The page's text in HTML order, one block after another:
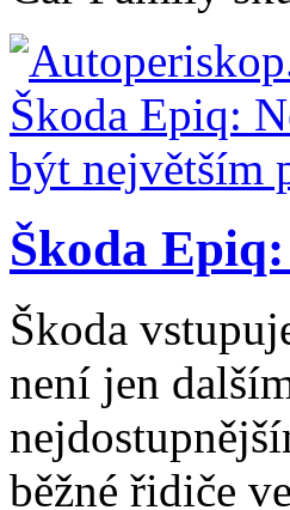
Škoda
Škoda
není jen
běžné řidiče